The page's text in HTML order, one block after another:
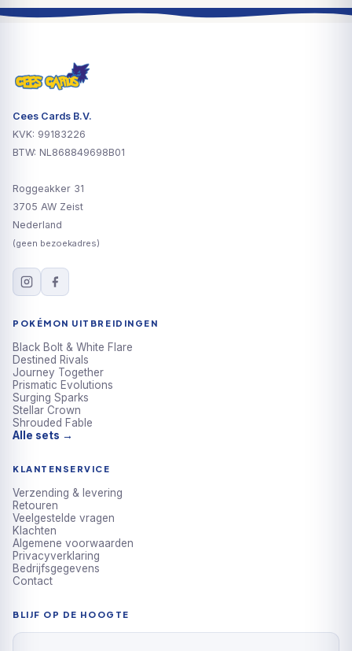
Cees Cards B.V.
KVK: 99183226
BTW: NL868849698B01
Roggeakker 31
3705 AW Zeist
Nederland
(geen bezoekadres)
POKÉMON UITBREIDINGEN
Black Bolt & White Flare
Destined Rivals
Journey Together
Prismatic Evolutions
Surging Sparks
Stellar Crown
Shrouded Fable
Alle sets →
KLANTENSERVICE
Verzending & levering
Retouren
Veelgestelde vragen
Klachten
Algemene voorwaarden
Privacyverklaring
Bedrijfsgegevens
Contact
BLIJF OP DE HOOGTE